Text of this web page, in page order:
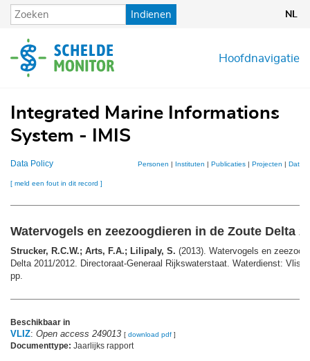
Overslaan
en
de
inhoud
Indienen NL
Hoofdnavigatie
Integrated Marine Informations
System - IMIS
Data Policy Personen | Instituten | Publicaties | Projecten |
[ meld een fout in dit record ]
Watervogels en zeezoogdieren in de Zoute Delta
Strucker, R.C.W.; Arts, F.A.; Lilipaly, S. (2013). Watervogels en
Delta 2011/2012. Directoraat-Generaal Rijkswaterstaat. Waterdienst:
pp.
Beschikbaar in
VLIZ: Open access 249013 [ download pdf ]
Documenttype: Jaarlijks rapport